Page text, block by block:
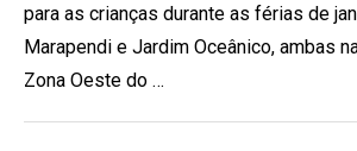
para as crianças durante as férias de
Marapendi e Jardim Oceânico, ambas
Zona Oeste do …